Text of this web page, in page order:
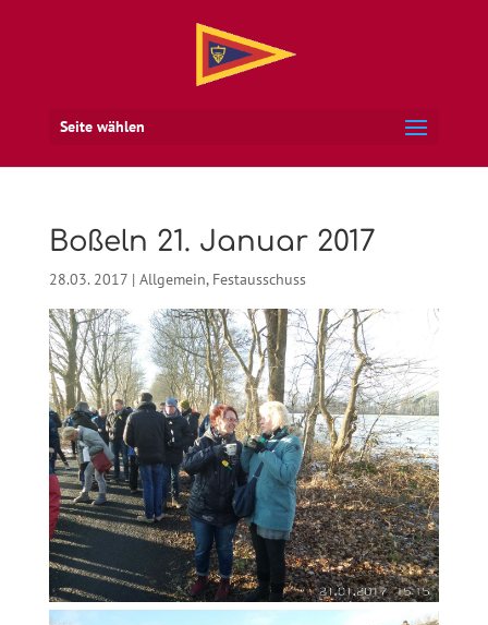
Seite wählen
Boßeln 21. Januar 2017
28.03. 2017| Allgemein, Festausschuss